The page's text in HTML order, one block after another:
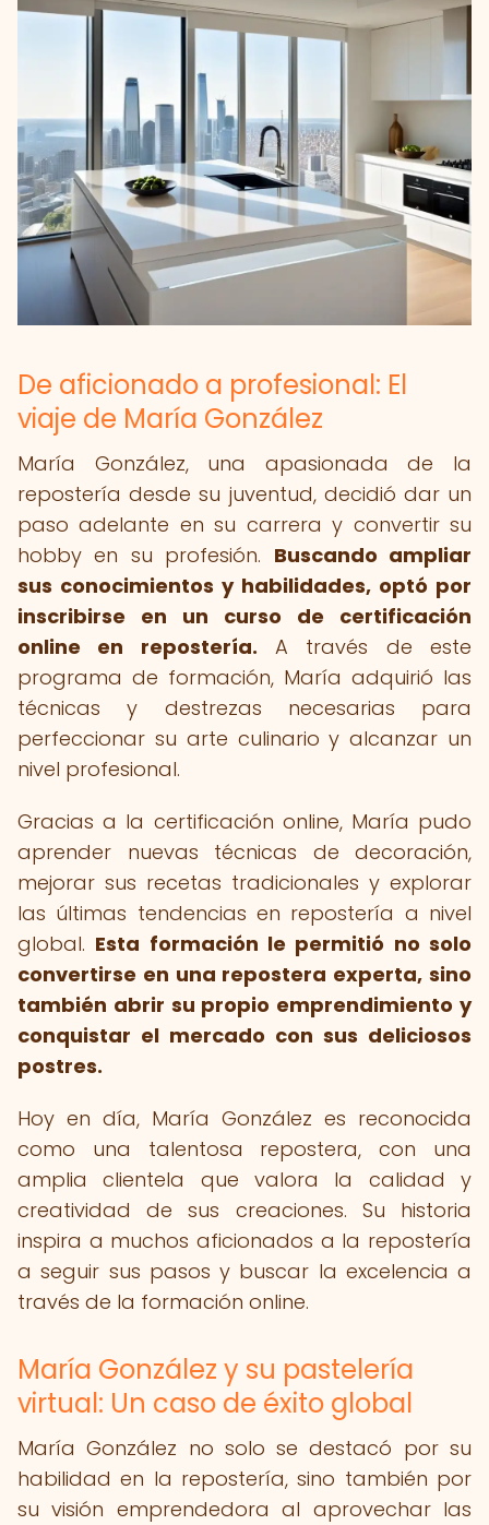
De aficionado a profesional: El
viaje de María González
María González, una apasionada de la
repostería desde su juventud, decidió dar un
paso adelante en su carrera y convertir su
hobby en su profesión. Buscando ampliar
sus conocimientos y habilidades, optó por
inscribirse en un curso de certificación
online en repostería. A través de este
programa de formación, María adquirió las
técnicas y destrezas necesarias para
perfeccionar su arte culinario y alcanzar un
nivel profesional.
Gracias a la certificación online, María pudo
aprender nuevas técnicas de decoración,
mejorar sus recetas tradicionales y explorar
las últimas tendencias en repostería a nivel
global. Esta formación le permitió no solo
convertirse en una repostera experta, sino
también abrir su propio emprendimiento y
conquistar el mercado con sus deliciosos
postres.
Hoy en día, María González es reconocida
como una talentosa repostera, con una
amplia clientela que valora la calidad y
creatividad de sus creaciones. Su historia
inspira a muchos aficionados a la repostería
a seguir sus pasos y buscar la excelencia a
través de la formación online.
María González y su pastelería
virtual: Un caso de éxito global
María González no solo se destacó por su
habilidad en la repostería, sino también por
su visión emprendedora al aprovechar las